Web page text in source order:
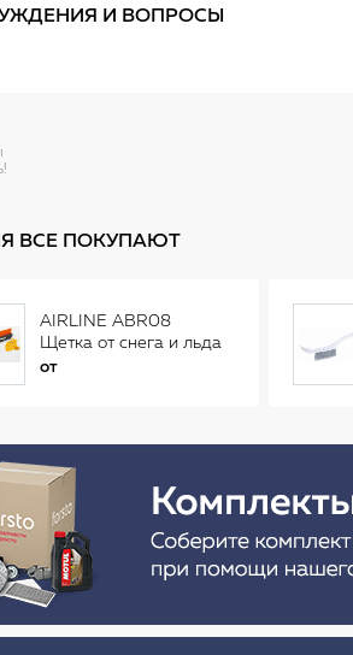
И ВОПРОСЫ
ВСЕ ПОКУПАЮТ
AIRLINE ABR08
Щетка от снега и льда
(34 см)
от